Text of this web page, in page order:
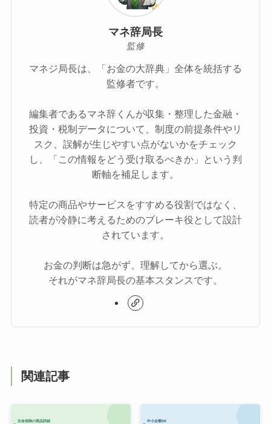
マネ辞局長
監修
マネジ局長は、「お金の大辞典」全体を統括する
監修者です。
編集者であるマネ辞くんが収集・整理した金融・
投資・税制データについて、制度の前提条件やリ
スク、誤解が生じやすい点がないかをチェック
し、「この情報をどう受け取るべきか」という判
断軸を補足します。
特定の商品やサービスをすすめる役割ではなく、
読者が冷静に考えるためのブレーキ役として設計
されています。
お金の判断は急がず、理解してから選ぶ。
それがマネ辞局長の基本スタンスです。
関連記事